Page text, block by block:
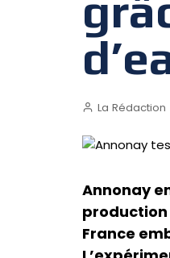
La Rédaction
Annonay
production
France